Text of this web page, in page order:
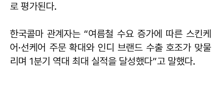
로 평가된다.
한국콜마 관계자는 “여름철 수요 증가에 따른 스킨케
어·선케어 주문 확대와 인디 브랜드 수출 호조가 맞물
리며 1분기 역대 최대 실적을 달성했다”고 말했다.